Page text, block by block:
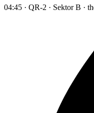
04:45 · QR-2 · Sektor B ·